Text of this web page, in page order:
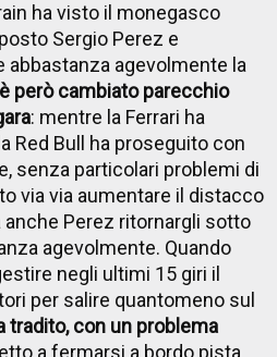
ha visto il monegasco
Sergio Perez e
agevolmente la
però cambiato parecchio
: mentre la Ferrari ha
Red Bull ha proseguito con
senza particolari problemi di
via via aumentare il distacco
anche Perez ritornargli sotto
agevolmente. Quando
negli ultimi 15 giri il
per salire quantomeno sul
tradito, con un problema